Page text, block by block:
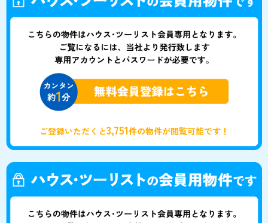
ご登録いただくと3,751件の物件が閲覧可能です！